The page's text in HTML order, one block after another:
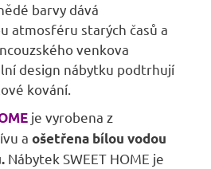
barvy dává
atmosféru starých časů a
venkova
design nábytku podtrhují
kování.
je vyrobena z
a ošetřena bílou vodou
Nábytek SWEET HOME je